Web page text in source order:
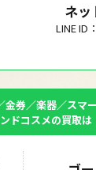
ネッ
LINE ID
券／楽器／スマ
ドコスメの買取は